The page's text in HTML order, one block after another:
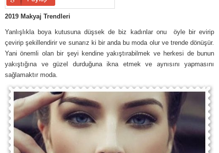
2019 Makyaj Trendleri
Yanlışlıkla boya kutusuna düşsek de biz kadınlar onu öyle bir evirip
çevirip şekillendirir ve sunarız ki bir anda bu moda olur ve trende dönüşür.
Yani önemli olan bir şeyi kendine yakıştırabilmek ve herkesi de bunun
yakıştığına ve güzel durduğuna ikna etmek ve aynısını yapmasını
sağlamaktır moda.